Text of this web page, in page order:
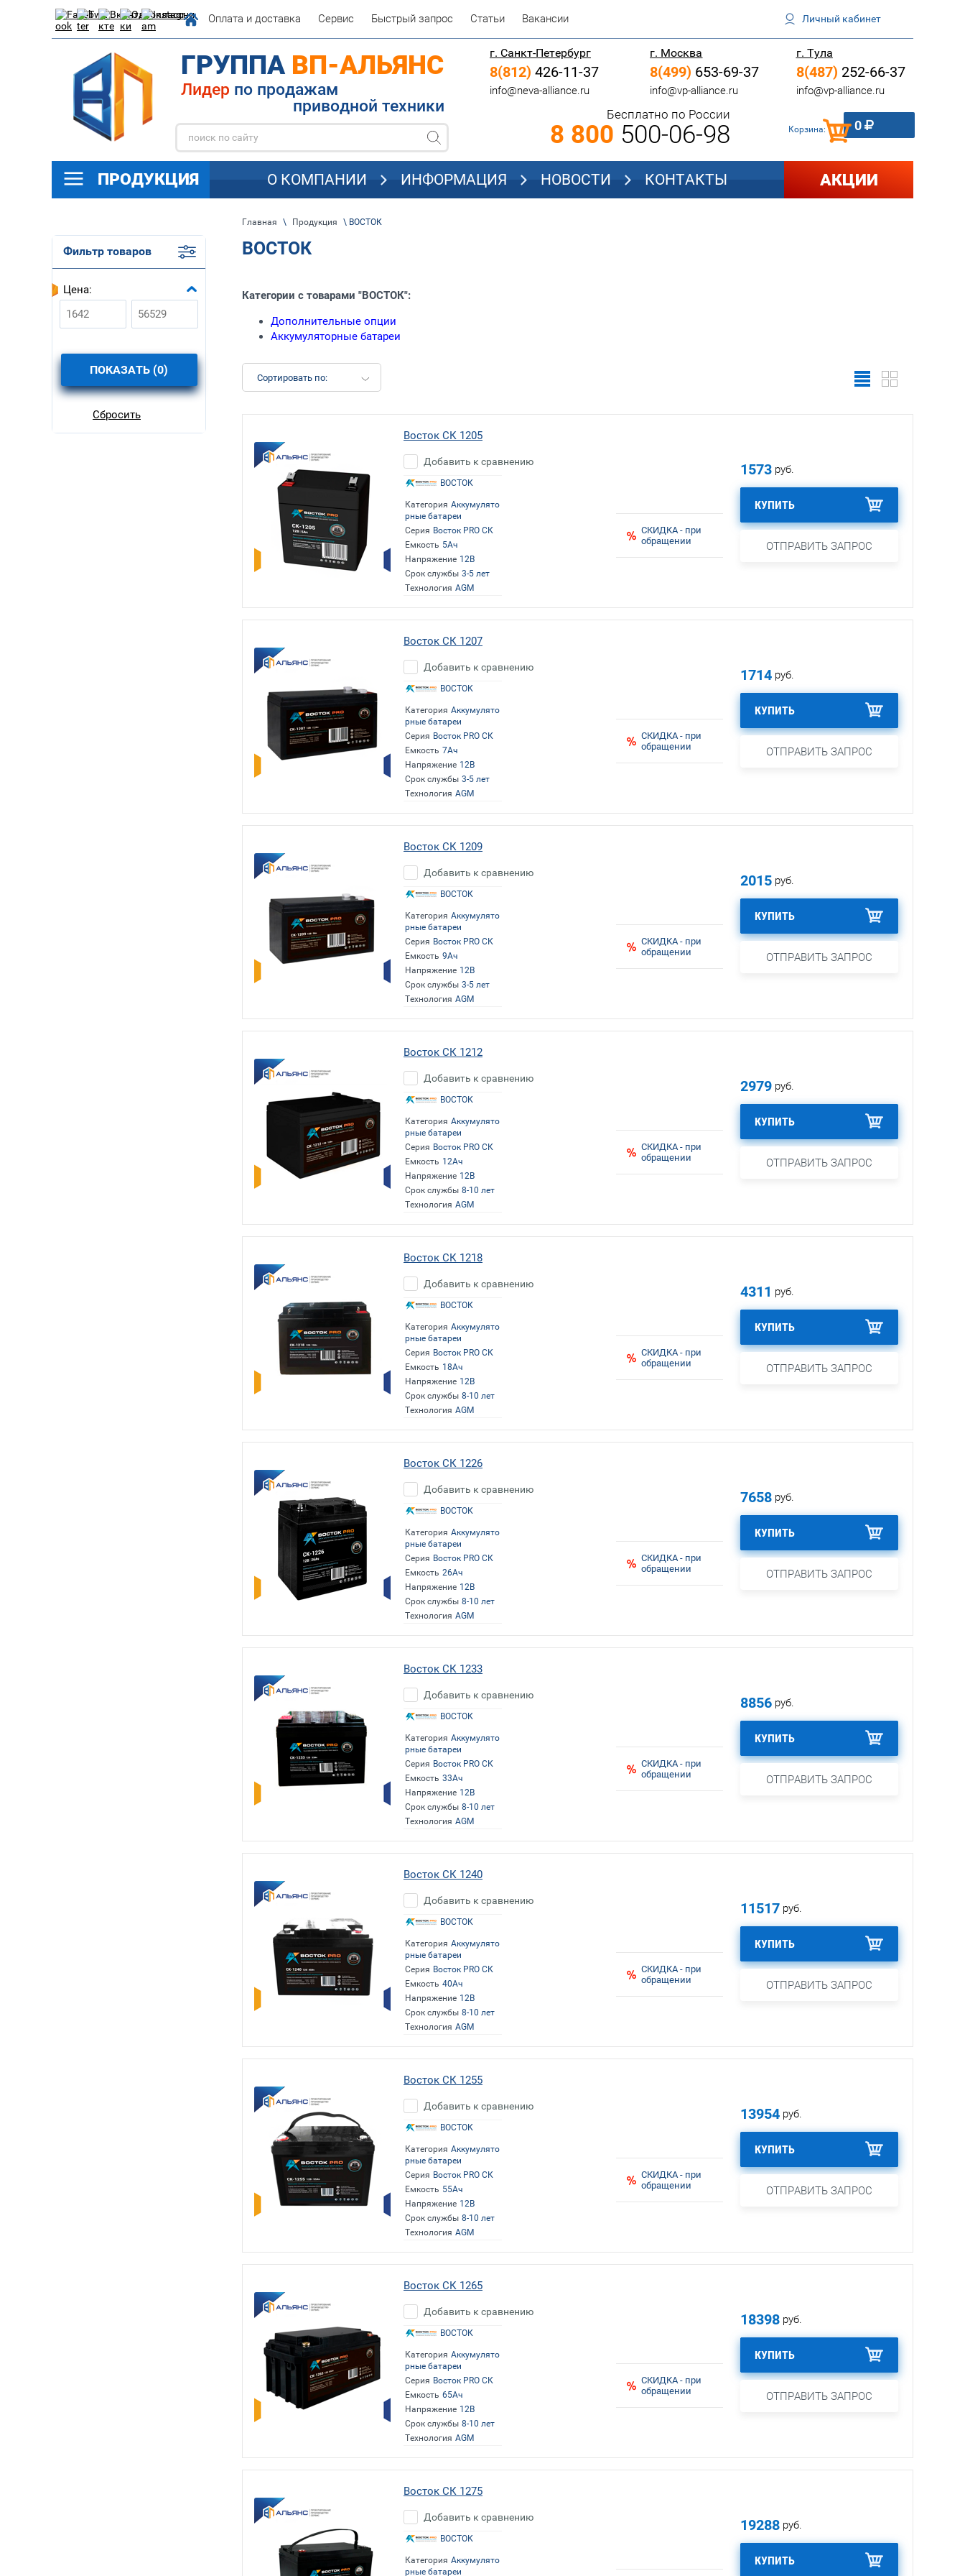
Оплата и доставка Сервис Быстрый запрос Статьи Вакансии Личный кабинет
ГРУППА ВП-АЛЬЯНС
Лидер по продажам
приводной техники
г. Санкт-Петербург
8(812) 426-11-37
info@neva-alliance.ru
г. Москва
8(499) 653-69-37
info@vp-alliance.ru
г. Тула
8(487) 252-66-37
info@vp-alliance.ru
Бесплатно по России
8 800 500-06-98 Корзина: 0
ПРОДУКЦИЯ О КОМПАНИИ ИНФОРМАЦИЯ НОВОСТИ КОНТАКТЫ АКЦИИ
Фильтр товаров
Цена:
ПОКАЗАТЬ (0)
Сбросить
Главная \ Продукция \ ВОСТОК
ВОСТОК
Категории с товарами "ВОСТОК":
Дополнительные опции
Аккумуляторные батареи
Сортировать по:
Восток СК 1205
Добавить к сравнению
ВОСТОК
Категория Аккумулято
рные батареи
Серия Восток PRO СК
Емкость 5Ач
Напряжение 12В
Срок службы 3-5 лет
Технология AGM
СКИДКА - при
обращении
1573 руб.
КУПИТЬ
ОТПРАВИТЬ ЗАПРОС
Восток СК 1207
Добавить к сравнению
ВОСТОК
Категория Аккумулято
рные батареи
Серия Восток PRO СК
Емкость 7Ач
Напряжение 12В
Срок службы 3-5 лет
Технология AGM
СКИДКА - при
обращении
1714 руб.
КУПИТЬ
ОТПРАВИТЬ ЗАПРОС
Восток СК 1209
Добавить к сравнению
ВОСТОК
Категория Аккумулято
рные батареи
Серия Восток PRO СК
Емкость 9Ач
Напряжение 12В
Срок службы 3-5 лет
Технология AGM
СКИДКА - при
обращении
2015 руб.
КУПИТЬ
ОТПРАВИТЬ ЗАПРОС
Восток СК 1212
Добавить к сравнению
ВОСТОК
Категория Аккумулято
рные батареи
Серия Восток PRO СК
Емкость 12Ач
Напряжение 12В
Срок службы 8-10 лет
Технология AGM
СКИДКА - при
обращении
2979 руб.
КУПИТЬ
ОТПРАВИТЬ ЗАПРОС
Восток СК 1218
Добавить к сравнению
ВОСТОК
Категория Аккумулято
рные батареи
Серия Восток PRO СК
Емкость 18Ач
Напряжение 12В
Срок службы 8-10 лет
Технология AGM
СКИДКА - при
обращении
4311 руб.
КУПИТЬ
ОТПРАВИТЬ ЗАПРОС
Восток СК 1226
Добавить к сравнению
ВОСТОК
Категория Аккумулято
рные батареи
Серия Восток PRO СК
Емкость 26Ач
Напряжение 12В
Срок службы 8-10 лет
Технология AGM
СКИДКА - при
обращении
7658 руб.
КУПИТЬ
ОТПРАВИТЬ ЗАПРОС
Восток СК 1233
Добавить к сравнению
ВОСТОК
Категория Аккумулято
рные батареи
Серия Восток PRO СК
Емкость 33Ач
Напряжение 12В
Срок службы 8-10 лет
Технология AGM
СКИДКА - при
обращении
8856 руб.
КУПИТЬ
ОТПРАВИТЬ ЗАПРОС
Восток СК 1240
Добавить к сравнению
ВОСТОК
Категория Аккумулято
рные батареи
Серия Восток PRO СК
Емкость 40Ач
Напряжение 12В
Срок службы 8-10 лет
Технология AGM
СКИДКА - при
обращении
11517 руб.
КУПИТЬ
ОТПРАВИТЬ ЗАПРОС
Восток СК 1255
Добавить к сравнению
ВОСТОК
Категория Аккумулято
рные батареи
Серия Восток PRO СК
Емкость 55Ач
Напряжение 12В
Срок службы 8-10 лет
Технология AGM
СКИДКА - при
обращении
13954 руб.
КУПИТЬ
ОТПРАВИТЬ ЗАПРОС
Восток СК 1265
Добавить к сравнению
ВОСТОК
Категория Аккумулято
рные батареи
Серия Восток PRO СК
Емкость 65Ач
Напряжение 12В
Срок службы 8-10 лет
Технология AGM
СКИДКА - при
обращении
18398 руб.
КУПИТЬ
ОТПРАВИТЬ ЗАПРОС
Восток СК 1275
Добавить к сравнению
ВОСТОК
Категория Аккумулято
рные батареи
19288 руб.
КУПИТЬ